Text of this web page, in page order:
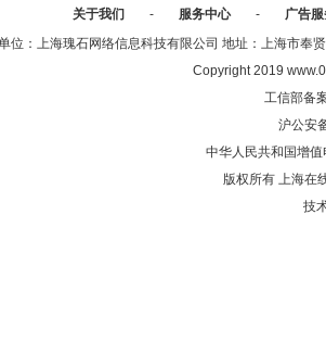
关于我们 - 服务中心 -
广告
位：上海瑰石网络信息科技有限公司 地址：上海市
Copyright 2019
工信部备
沪公安
中华人民共和国增
版权所有 上海在
技